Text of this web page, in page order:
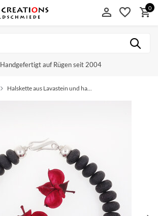
0
Handgefertigt auf Rügen seit 2004
Halskette aus Lavastein und ha...